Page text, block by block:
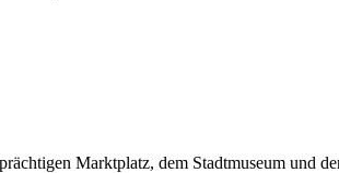
Marktplatz, dem Stadtmuseum und